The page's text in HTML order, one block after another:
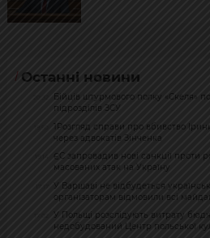
Останні новини
Бійців штурмового полку «Скеля»
підрозділів ЗСУ
1Розгляд справи про вбивство
через адвокатів Зінченка
ЄС запровадив нові санкції проти
масованих атак на Україну
У Варшаві не відбудеться
організаторам відмовили всі
У Польщі розслідують витрату
недобудований Центр польської